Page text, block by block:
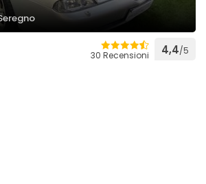
30 Recensioni 4,4/5